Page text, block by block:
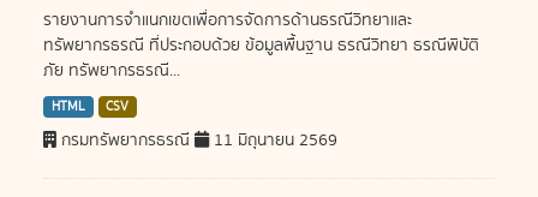
รายงานการจำแนกเขตเพื่อการจัดการด้านธรณีวิทยาและ
ทรัพยากรธรณี ที่ประกอบด้วย ข้อมูลพื้นฐาน ธรณีวิทยา ธรณีพิบัติ
ภัย ทรัพยากรธรณี...
HTML CSV
กรมทรัพยากรธรณี 11 มิถุนายน 2569